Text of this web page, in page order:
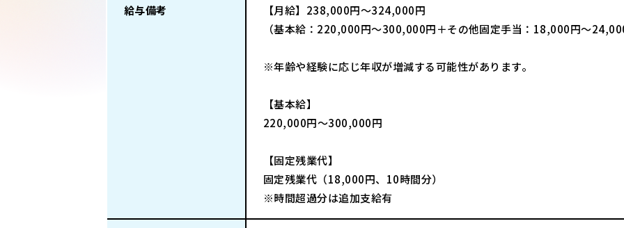
給与備考
【月給】238,000円～324,000円
（基本給：220,000円～300,000円＋その他固定手当：18,000円～
※年齢や経験に応じ年収が増減する可能性があります。
【基本給】
220,000円～300,000円
【固定残業代】
固定残業代（18,000円、10時間分）
※時間超過分は追加支給有